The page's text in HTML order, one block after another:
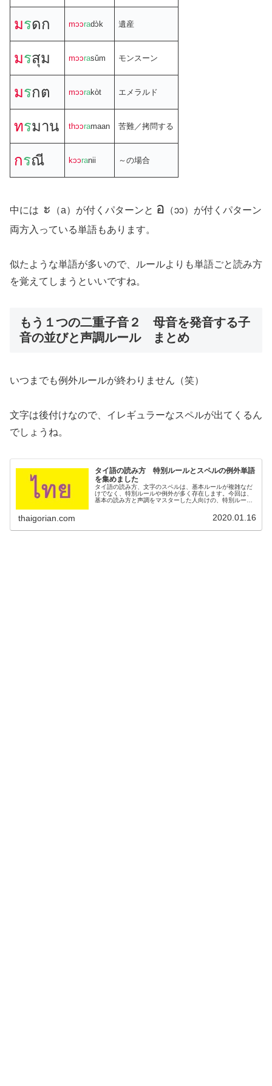
มรดก mɔɔradɔ̀k 遺産
มรสุม mɔɔrasǔm モンスーン
มรกต mɔɔrakòt エメラルド
ทรมาน thɔɔramaan 苦難／拷問する
กรณี kɔɔranii ～の場合
中には ะ （a）が付くパターンと อ （ɔɔ）が付くパターン
両方入っている単語もあります。
似たような単語が多いので、ルールよりも単語ごと読み方
を覚えてしまうといいですね。
もう１つの二重子音２ 母音を発音する子
音の並びと声調ルール まとめ
いつまでも例外ルールが終わりません（笑）
文字は後付けなので、イレギュラーなスペルが出てくるん
でしょうね。
タイ語の読み方 特別ルールとスペルの例外単語
を集めました
タイ語の読み方、文字のスペルは、基本ルールが複雑なだ
けでなく、特別ルールや例外が多く存在します。今回は、
基本の読み方と声調をマスターした人向けの、特別ルール
thaigorian.com 2020.01.16